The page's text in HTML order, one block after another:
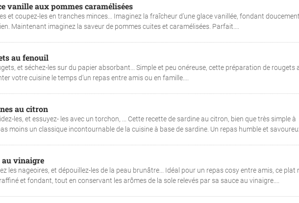
vanille aux pommes caramélisées
et coupez-les en tranches minces... Imaginez la fraîcheur d’une glace vanillée, fondant doucement
Maintenant imaginez la saveur de pommes cuites et caramélisées. Parfait....
au fenouil
et séchez-les sur du papier absorbant... Simple et peu onéreuse, cette préparation de rougets
votre cuisine le temps d’un repas entre amis ou en famille....
au citron
les, et essuyez- les avec un torchon, ... Cette recette de sardine au citron, bien que très simple à
moins un classique incontournable de la cuisine à base de sardine. Un repas humble et
au vinaigre
les nageoires, et dépouillez-les de la peau brunâtre... Idéal pour un repas cosy entre amis, ce plat
et fondant, tout en conservant les arômes de la sole relevés par sa sauce au vinaigre....